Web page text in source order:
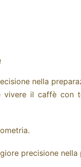
nella
vivere il caffè con
precisione nella